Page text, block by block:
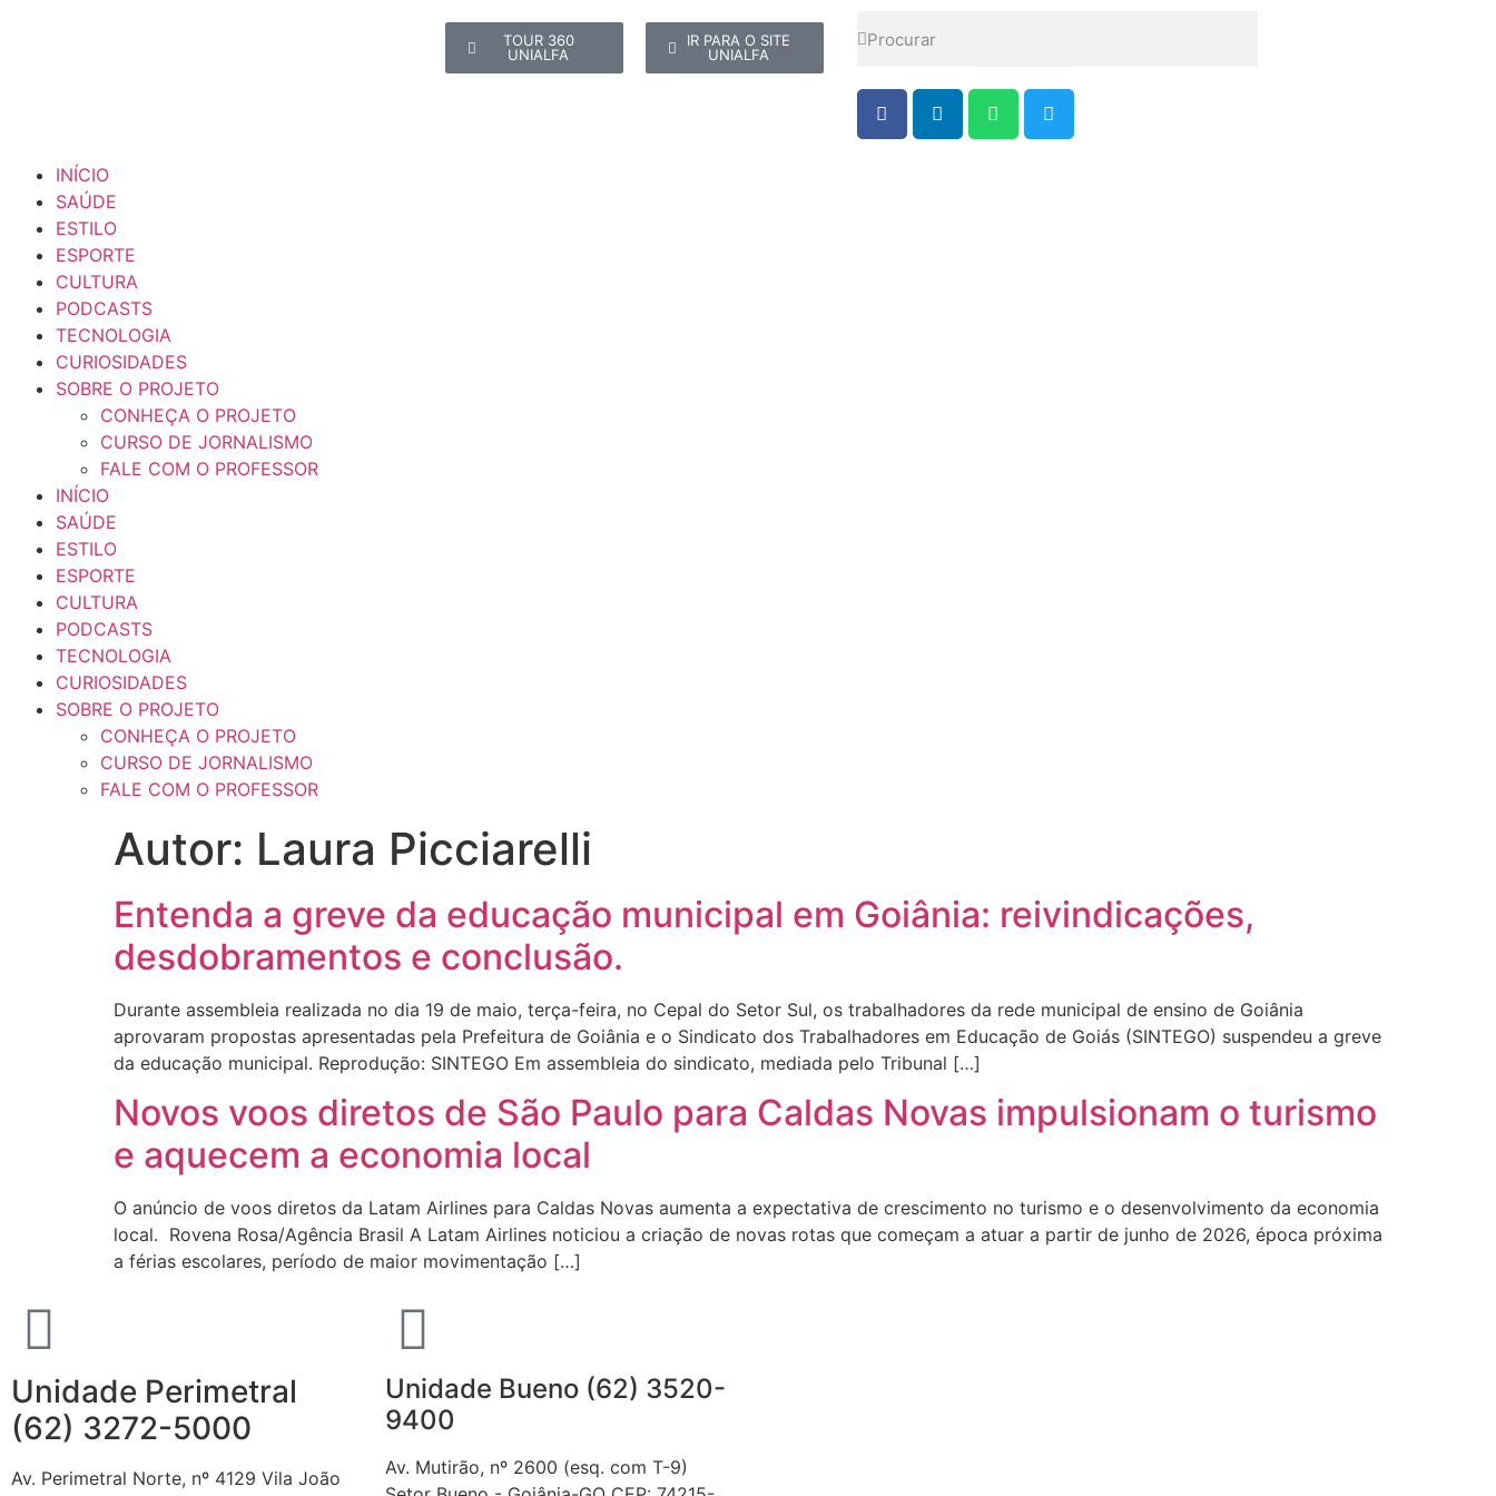
TOUR 360
UNIALFA
IR PARA O SITE
UNIALFA
INÍCIO
SAÚDE
ESTILO
ESPORTE
CULTURA
PODCASTS
TECNOLOGIA
CURIOSIDADES
SOBRE O PROJETO
CONHEÇA O PROJETO
CURSO DE JORNALISMO
FALE COM O PROFESSOR
INÍCIO
SAÚDE
ESTILO
ESPORTE
CULTURA
PODCASTS
TECNOLOGIA
CURIOSIDADES
SOBRE O PROJETO
CONHEÇA O PROJETO
CURSO DE JORNALISMO
FALE COM O PROFESSOR
Autor: Laura Picciarelli
Entenda a greve da educação municipal em Goiânia: reivindicações,
desdobramentos e conclusão.
Durante assembleia realizada no dia 19 de maio, terça-feira, no Cepal do Setor Sul, os trabalhadores da rede municipal de ensino de Goiânia
aprovaram propostas apresentadas pela Prefeitura de Goiânia e o Sindicato dos Trabalhadores em Educação de Goiás (SINTEGO) suspendeu a greve
da educação municipal. Reprodução: SINTEGO Em assembleia do sindicato, mediada pelo Tribunal […]
Novos voos diretos de São Paulo para Caldas Novas impulsionam o turismo
e aquecem a economia local
O anúncio de voos diretos da Latam Airlines para Caldas Novas aumenta a expectativa de crescimento no turismo e o desenvolvimento da economia
local. Rovena Rosa/Agência Brasil A Latam Airlines noticiou a criação de novas rotas que começam a atuar a partir de junho de 2026, época próxima
a férias escolares, período de maior movimentação […]
Unidade Perimetral
(62) 3272-5000
Av. Perimetral Norte, nº 4129 Vila João
Unidade Bueno (62) 3520-
9400
Av. Mutirão, nº 2600 (esq. com T-9)